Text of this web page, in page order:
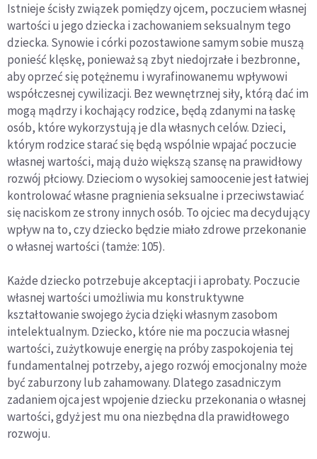
Istnieje ścisły związek pomiędzy ojcem, poczuciem własnej
wartości u jego dziecka i zachowaniem seksualnym tego
dziecka. Synowie i córki pozostawione samym sobie muszą
ponieść klęskę, ponieważ są zbyt niedojrzałe i bezbronne,
aby oprzeć się potężnemu i wyrafinowanemu wpływowi
współczesnej cywilizacji. Bez wewnętrznej siły, którą dać im
mogą mądrzy i kochający rodzice, będą zdanymi na łaskę
osób, które wykorzystują je dla własnych celów. Dzieci,
którym rodzice starać się będą wspólnie wpajać poczucie
własnej wartości, mają dużo większą szansę na prawidłowy
rozwój płciowy. Dzieciom o wysokiej samoocenie jest łatwiej
kontrolować własne pragnienia seksualne i przeciwstawiać
się naciskom ze strony innych osób. To ojciec ma decydujący
wpływ na to, czy dziecko będzie miało zdrowe przekonanie
o własnej wartości (tamże: 105).
Każde dziecko potrzebuje akceptacji i aprobaty. Poczucie
własnej wartości umożliwia mu konstruktywne
kształtowanie swojego życia dzięki własnym zasobom
intelektualnym. Dziecko, które nie ma poczucia własnej
wartości, zużytkowuje energię na próby zaspokojenia tej
fundamentalnej potrzeby, a jego rozwój emocjonalny może
być zaburzony lub zahamowany. Dlatego zasadniczym
zadaniem ojca jest wpojenie dziecku przekonania o własnej
wartości, gdyż jest mu ona niezbędna dla prawidłowego
rozwoju.